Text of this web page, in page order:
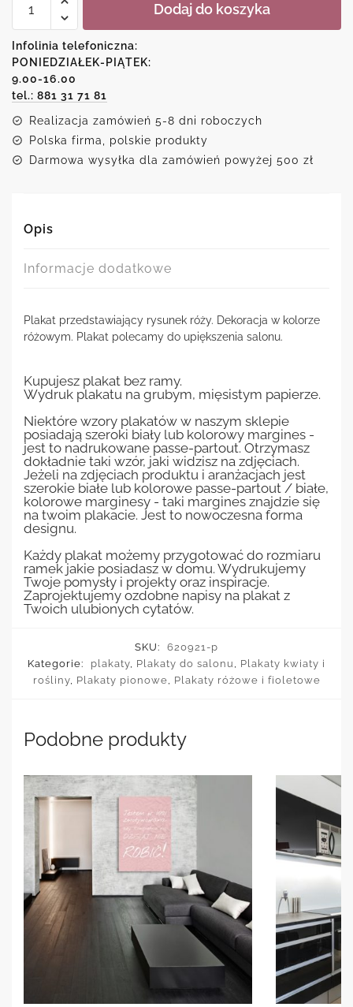
Plakat
róży
Dodaj do koszyka
Infolinia telefoniczna:
PONIEDZIAŁEK-PIĄTEK:
9.00-16.00
tel.: 881 31 71 81
Realizacja zamówień 5-8 dni roboczych
Polska firma, polskie produkty
Darmowa wysyłka dla zamówień powyżej 500 zł
Opis
Informacje dodatkowe
Plakat przedstawiający rysunek róży. Dekoracja w kolorze
różowym. Plakat polecamy do upiększenia salonu.
Kupujesz plakat bez ramy.
Wydruk plakatu na grubym, mięsistym papierze.
Niektóre wzory plakatów w naszym sklepie
posiadają szeroki biały lub kolorowy margines -
jest to nadrukowane passe-partout. Otrzymasz
dokładnie taki wzór, jaki widzisz na zdjęciach.
Jeżeli na zdjęciach produktu i aranżacjach jest
szerokie białe lub kolorowe passe-partout / białe,
kolorowe marginesy - taki margines znajdzie się
na twoim plakacie. Jest to nowoczesna forma
designu.
Każdy plakat możemy przygotować do rozmiaru
ramek jakie posiadasz w domu. Wydrukujemy
Twoje pomysły i projekty oraz inspiracje.
Zaprojektujemy ozdobne napisy na plakat z
Twoich ulubionych cytatów.
SKU:
620921-p
Kategorie:
plakaty, Plakaty do salonu , Plakaty kwiaty i
rośliny, Plakaty pionowe, Plakaty różowe i fioletowe
Podobne produkty